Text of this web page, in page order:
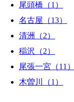
尾頭橋（1）
名古屋（13）
清洲（2）
稲沢（2）
尾張一宮（11）
木曽川（1）